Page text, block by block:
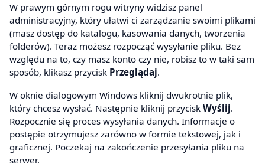
W prawym górnym rogu witryny widzisz panel
administracyjny, który ułatwi ci zarządzanie swoimi plikami
(masz dostęp do katalogu, kasowania danych, tworzenia
folderów). Teraz możesz rozpocząć wysyłanie pliku. Bez
względu na to, czy masz konto czy nie, robisz to w taki sam
sposób, klikasz przycisk Przeglądaj.
W oknie dialogowym Windows kliknij dwukrotnie plik,
który chcesz wysłać. Następnie kliknij przycisk Wyślij.
Rozpocznie się proces wysyłania danych. Informacje o
postępie otrzymujesz zarówno w formie tekstowej, jak i
graficznej. Poczekaj na zakończenie przesyłania pliku na
serwer.